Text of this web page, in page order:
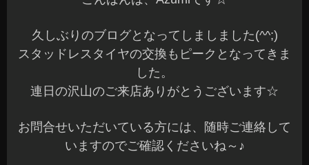
久しぶりのブログとなってしましました(^^;)
スタッドレスタイヤの交換もピークとなってきま
した。
連日の沢山のご来店ありがとうございます☆
お問合せいただいている方には、随時ご連絡して
いますのでご確認くださいね～♪